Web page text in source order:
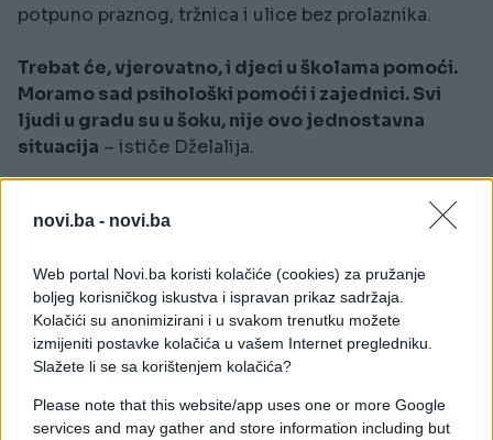
novi.ba - novi.ba
Web portal Novi.ba koristi kolačiće (cookies) za pružanje
boljeg korisničkog iskustva i ispravan prikaz sadržaja.
Kolačići su anonimizirani i u svakom trenutku možete
izmijeniti postavke kolačića u vašem Internet pregledniku.
Slažete li se sa korištenjem kolačića?
Please note that this website/app uses one or more Google
services and may gather and store information including but
potpuno praznog, tržnica i ulice bez prolaznika.
Trebat će, vjerovatno, i djeci u školama pomoći.
Moramo sad psihološki pomoći i zajednici. Svi
ljudi u gradu su u šoku, nije ovo jednostavna
situacija – ističe Dželalija.
Sahrana će se održati u utorak na groblju Sveti Ivan
Meštrovića, koju je ubijeni maturant pohađao.
Direktor škole Hrvoje Pekas rekao je kako je bila
riječ o uzornom učeniku i sportašu te da je cijela
zajednica potresena tragedijom..
Policija je sinoć uhapsila Kristijana Aleksića koji je